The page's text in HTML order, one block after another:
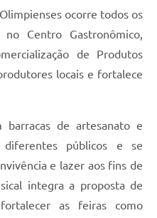
ocorre todos os
Centro Gastronômico,
de Produtos
locais e fortalece
de artesanato e
diferentes públicos e se
e lazer aos fins de
integra a proposta de
as feiras como